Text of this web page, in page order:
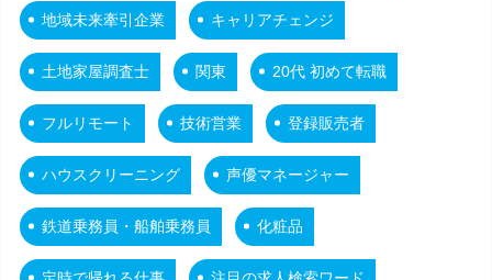
地域未来牽引企業 キャリアチェンジ
土地家屋調査士 関東 20代 初めて転職
フルリモート 技術営業 登録販売者
ハウスクリーニング 声優マネージャー
鉄道乗務員・船舶乗務員 化粧品